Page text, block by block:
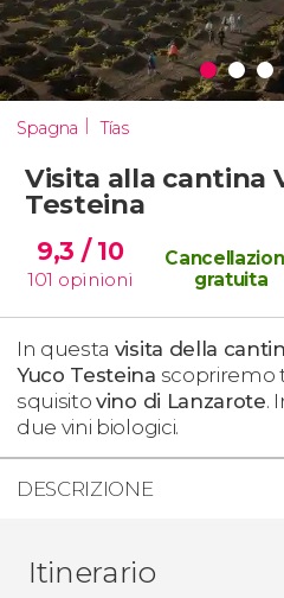
Spagna Tías
Visita alla cantina
Testeina
9,3 / 10
101 opinioni
gratuita
In questa visita della
Yuco Testeina scopriremo
squisitovino di Lanzarote.
due vini biologici.
DESCRIZIONE
Itinerario